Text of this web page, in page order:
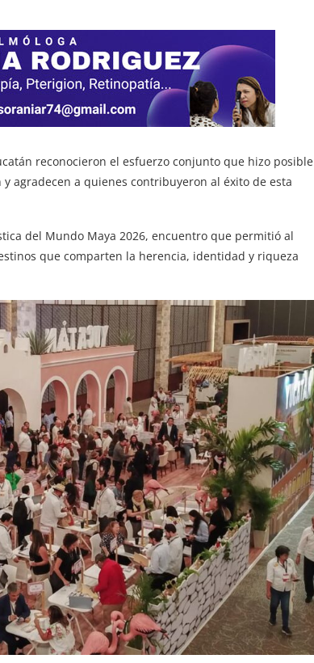
reconocieron el esfuerzo conjunto que hizo posible
agradecen a quienes contribuyeron al éxito de esta
del Mundo Maya 2026, encuentro que permitió al
que comparten la herencia, identidad y riqueza